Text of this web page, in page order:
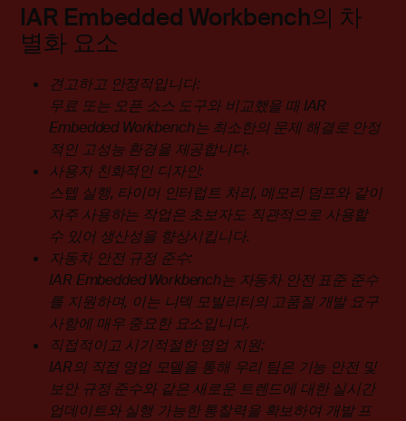
IAR Embedded Workbench의 차
별화 요소
견고하고 안정적입니다:
무료 또는 오픈 소스 도구와 비교했을 때 IAR
Embedded Workbench는 최소한의 문제 해결로 안정
적인 고성능 환경을 제공합니다.
사용자 친화적인 디자인:
스텝 실행, 타이머 인터럽트 처리, 메모리 덤프와 같이
자주 사용하는 작업은 초보자도 직관적으로 사용할
수 있어 생산성을 향상시킵니다.
자동차 안전 규정 준수:
IAR Embedded Workbench는 자동차 안전 표준 준수
를 지원하며, 이는 니덱 모빌리티의 고품질 개발 요구
사항에 매우 중요한 요소입니다.
직접적이고 시기적절한 영업 지원:
IAR의 직접 영업 모델을 통해 우리 팀은 기능 안전 및
보안 규정 준수와 같은 새로운 트렌드에 대한 실시간
업데이트와 실행 가능한 통찰력을 확보하여 개발 프